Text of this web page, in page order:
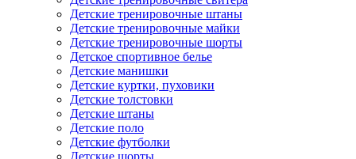
Детские тренировочные штаны
Детские тренировочные майки
Детские тренировочные шорты
Детское спортивное белье
Детские манишки
Детские куртки, пуховики
Детские толстовки
Детские штаны
Детские поло
Детские футболки
Детские шорты